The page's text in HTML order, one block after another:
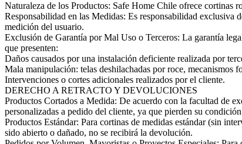
Naturaleza de los Productos: Safe Home Chile ofrece cortinas
Responsabilidad en las Medidas: Es responsabilidad exclusiva
medición del usuario.
Exclusión de Garantía por Mal Uso o Terceros: La garantía
que presenten:
Daños causados por una instalación deficiente realizada por
Mala manipulación: telas deshilachadas por roce, mecanismos
Intervenciones o cortes adicionales realizados por el cliente.
DERECHO A RETRACTO Y DEVOLUCIONES
Productos Cortados a Medida: De acuerdo con la facultad de
personalizadas a pedido del cliente, ya que pierden su
Productos Estándar: Para cortinas de medidas estándar (sin
sido abierto o dañado, no se recibirá la devolución.